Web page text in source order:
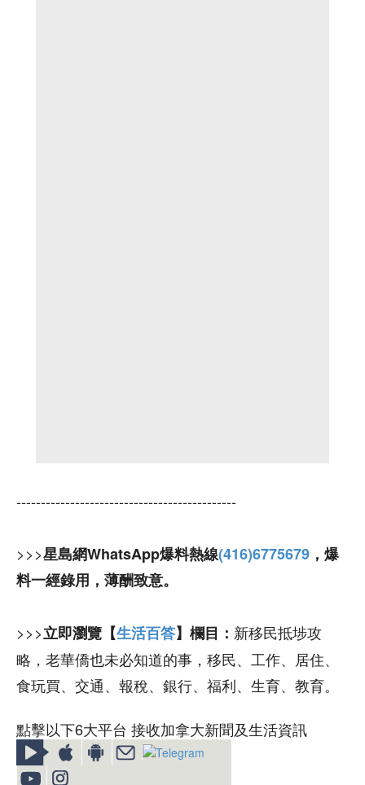
---------------------------------------------
>>>星島網WhatsApp爆料熱線(416)6775679 ，爆
料一經錄用，薄酬致意。
>>>立即瀏覽【生活百答】欄目： 新移民抵埗攻
略，老華僑也未必知道的事，移民、工作、居住、
食玩買、交通、報稅、銀行、福利、生育、教育。
點擊以下6大平台 接收加拿大新聞及生活資訊